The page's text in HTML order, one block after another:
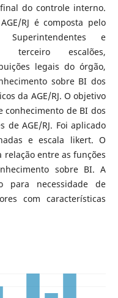
do controle interno.
RJ é composta pelo
e
terceiro escalões,
legais do órgão,
sobre BI dos
da AGE/RJ. O objetivo
de BI dos
de AGE/RJ. Foi aplicado
e escala likert. O
entre as funções
sobre BI. A
para necessidade de
com características